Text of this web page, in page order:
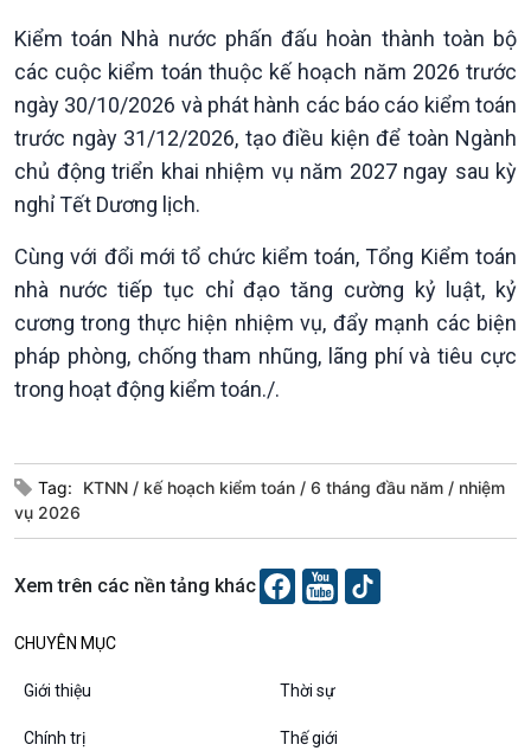
Podcast
Góc nhìn VOV1
Bình luận
Diễn đàn chủ nhật
Kiểm toán Nhà nước phấn đấu hoàn thành toàn bộ
các cuộc kiểm toán thuộc kế hoạch năm 2026 trước
ngày 30/10/2026 và phát hành các báo cáo kiểm toán
trước ngày 31/12/2026, tạo điều kiện để toàn Ngành
chủ động triển khai nhiệm vụ năm 2027 ngay sau kỳ
nghỉ Tết Dương lịch.
Cùng với đổi mới tổ chức kiểm toán, Tổng Kiểm toán
nhà nước tiếp tục chỉ đạo tăng cường kỷ luật, kỷ
cương trong thực hiện nhiệm vụ, đẩy mạnh các biện
pháp phòng, chống tham nhũng, lãng phí và tiêu cực
trong hoạt động kiểm toán./.
Tag: KTNN kế hoạch kiểm toán 6 tháng đầu năm
nhiệm
vụ 2026
Xem trên các nền tảng khác
CHUYÊN MỤC
Giới thiệu Thời sự
Chính trị Thế giới